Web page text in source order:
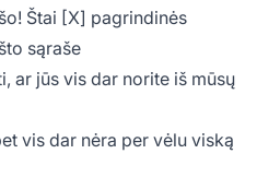
Štai [X] pagrindinės
sąraše
ar jūs vis dar norite iš mūsų
vis dar nėra per vėlu viską